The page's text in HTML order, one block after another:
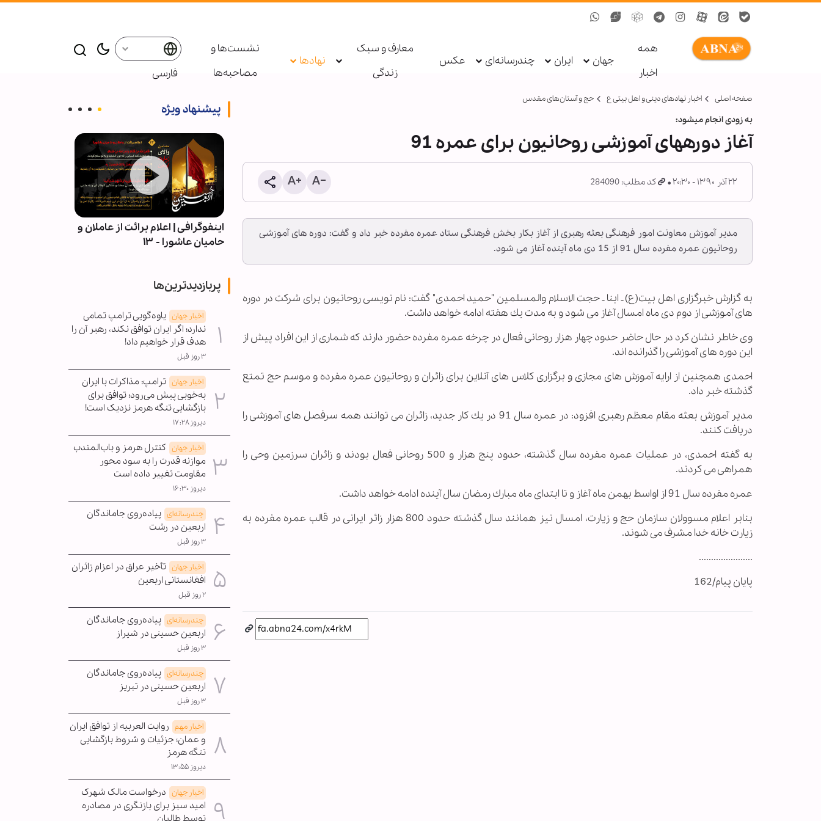
همه
اخبار
جهان ایران چندرسانه‌ای عکس
معارف و سبک
زندگی
نهادها
نشست‌ها و
مصاحبه‌ها
فارسی
صفحه اصلی اخبار نهادهای دینی و اهل بیتی ع حج و آستان‌های مقدس
به زودی انجام می‏شود:
آغاز دوره‏های آموزشی روحانیون برای عمره 91
۲۲ آذر ۱۳۹۰ - ۲۰:۳۰ کد مطلب: 284090
مدیر آموزش معاونت امور فرهنگی بعثه رهبری از آغاز بكار بخش فرهنگی ستاد عمره مفرده خبر داد و گفت: دوره های آموزشی
روحانیون عمره مفرده سال 91 از 15 دی ماه آینده آغاز می شود.
به گزارش خبرگزاری اهل بیت‏(ع) ـ ابنا ـ حجت الاسلام والمسلمین "حمید احمدی" گفت: نام نویسی روحانیون برای شركت در دوره
های آموزشی از دوم دی ماه امسال آغاز می شود و به مدت یك هفته ادامه خواهد داشت.
وی خاطر نشان كرد در حال حاضر حدود چهار هزار روحانی فعال در چرخه عمره مفرده حضور دارند كه شماری از این افراد پیش از
این دوره های آموزشی را گذرانده اند.
احمدی همچنین از ارایه آموزش های مجازی و برگزاری كلاس های آنلاین برای زائران و روحانیون عمره مفرده و موسم حج تمتع
گذشته خبر داد.
مدیر آموزش بعثه مقام معظم رهبری افزود: در عمره سال 91 در یك كار جدید، زائران می توانند همه سرفصل های آموزشی را
دریافت كنند.
به گفته احمدی، در عملیات عمره مفرده سال گذشته، حدود پنج هزار و 500 روحانی فعال بودند و زائران سرزمین وحی را
همراهی می كردند.
عمره مفرده سال 91 از اواسط بهمن ماه آغاز و تا ابتدای ماه مبارك رمضان سال آینده ادامه خواهد داشت.
بنابر اعلام مسوولان سازمان حج و زیارت، امسال نیز همانند سال گذشته حدود 800 هزار زائر ایرانی در قالب عمره مفرده به
زیارت خانه خدا مشرف می شوند.
......................
پایان پیام/162
پیشنهاد ویژه
پادکست ابنا - روایت یک دهه | قلمِ
شکسته
اینفوگرافی | اعلام برائت از عاملان و
حامیان عاشورا - ۱۳
پربازدیدترین‌ها
اخبار جهان یاوه‌گویی ترامپ تمامی
ندارد؛ اگر ایران توافق نکند، رهبر آن را
هدف قرار خواهیم داد!
۳ روز قبل
اخبار جهان ترامپ: مذاکرات با ایران
به‌خوبی پیش می‌رود؛ توافق برای
بازگشایی تنگه هرمز نزدیک است!
دیروز ۱۷:۲۸
اخبار جهان کنترل هرمز و باب‌المندب
موازنه قدرت را به سود محور
مقاومت تغییر داده است
دیروز ۱۶:۳۰
چندرسانه‌ای پیاده‌روی جاماندگان
اربعین در رشت
۳ روز قبل
اخبار جهان تأخیر عراق در اعزام زائران
افغانستانی اربعین
۲ روز قبل
چندرسانه‌ای پیاده‌روی جاماندگان
اربعین حسینی در شیراز
۳ روز قبل
چندرسانه‌ای پیاده‌روی جاماندگان
اربعین حسینی در تبریز
۳ روز قبل
اخبار مهم روایت العربیه از توافق ایران
و عمان؛ جزئیات و شروط بازگشایی
تنگه هرمز
دیروز ۱۳:۵۵
اخبار جهان درخواست مالک شهرک
امید سبز برای بازنگری در مصادره
توسط طالبان